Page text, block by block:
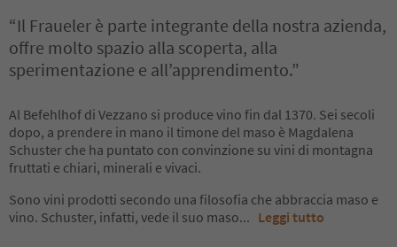
“Il Fraueler è parte integrante della nostra azienda,
offre molto spazio alla scoperta, alla
sperimentazione e all’apprendimento.”
Al Befehlhof di Vezzano si produce vino fin dal 1370. Sei secoli
dopo, a prendere in mano il timone del maso è Magdalena
Schuster che ha puntato con convinzione su vini di montagna
fruttati e chiari, minerali e vivaci.
Sono vini prodotti secondo una filosofia che abbraccia maso e
vino. Schuster, infatti, vede il suo maso... Leggi tutto